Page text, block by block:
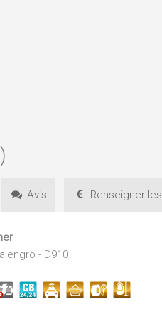
Avis Renseigner les
- D910